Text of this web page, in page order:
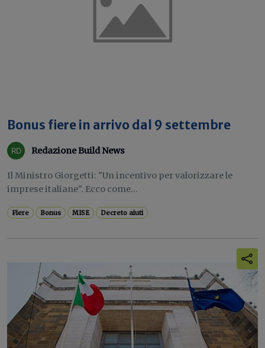
Bonus fiere in arrivo dal 9 settembre
Redazione Build News
Il Ministro Giorgetti: "Un incentivo per valorizzare le
imprese italiane". Ecco come...
Fiere Bonus MISE Decreto aiuti